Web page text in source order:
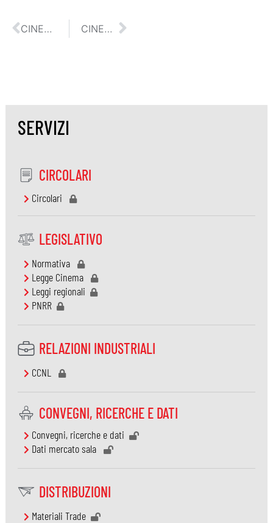
CINETEL, I DATI DEL 2017 CINETEL, I DATI DEL 2019
SERVIZI
CIRCOLARI
Circolari
LEGISLATIVO
Normativa
Legge Cinema
Leggi regionali
PNRR
RELAZIONI INDUSTRIALI
CCNL
CONVEGNI, RICERCHE E DATI
Convegni, ricerche e dati
Dati mercato sala
DISTRIBUZIONI
Materiali Trade